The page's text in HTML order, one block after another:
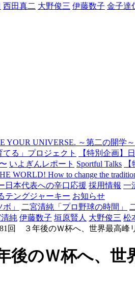
西田真二 大野俊三 伊藤数子 金子達
YOUR UNIVERSE. ～第二の開学～
る」プロジェクト
【特別企画】
いよぎんレポート Sportful Talks
WORLD! How to change the
日本代表への辛口応援 採用情報 一
テングジャーキー お知らせ
」
二宮清純「プロ野球の時間」
純 伊藤数子 垣原賢人 大野俊三 松
回 ３年後のＷ杯へ、世界最高峰
のＷ杯へ、世